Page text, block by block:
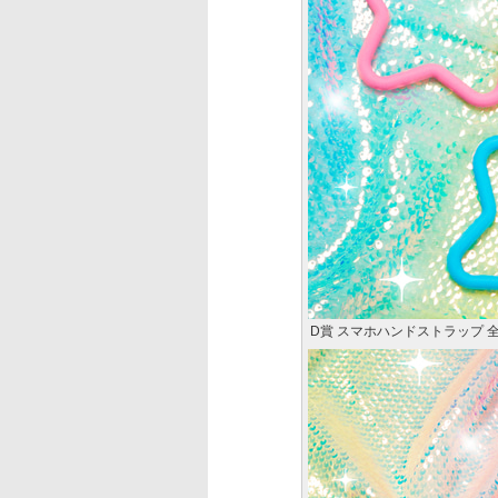
D賞 スマホハンドストラップ